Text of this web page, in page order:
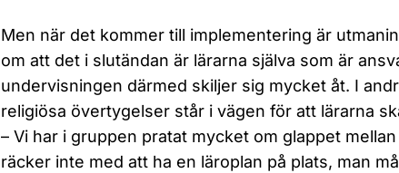
Men när det kommer till implementering är
om att det i slutändan är lärarna själva som är
undervisningen därmed skiljer sig mycket åt. I
religiösa övertygelser står i vägen för att lärarna
– Vi har i gruppen pratat mycket om glappet
räcker inte med att ha en läroplan på plats, man